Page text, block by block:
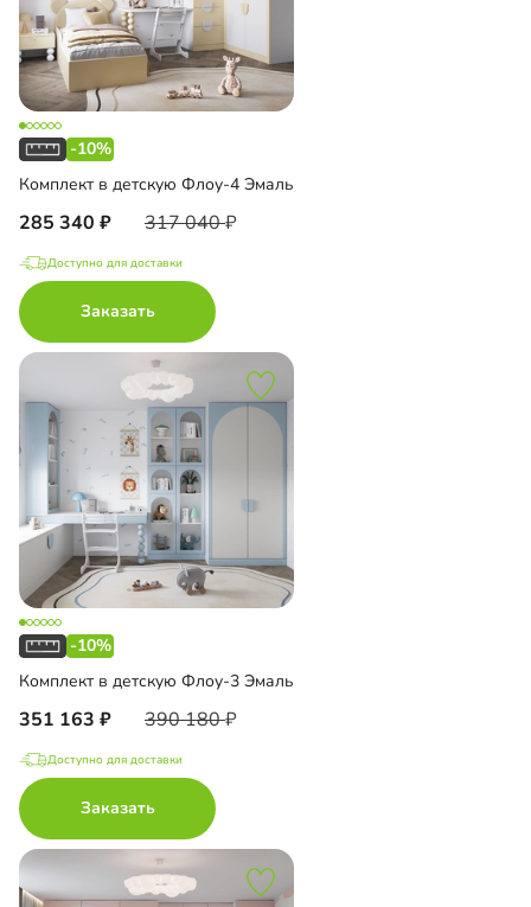
-10%
Комплект в детскую Флоу-4 Эмаль
285 340 317 040
Доступно для доставки
Заказать
-10%
Комплект в детскую Флоу-3 Эмаль
351 163 390 180
Доступно для доставки
Заказать